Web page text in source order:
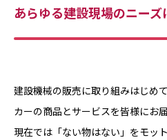
あらゆる建設現場のニーズ
建設機械の販売に取り組みはじめ
カーの商品とサービスを皆様にお
現在では「ない物はない」をモッ